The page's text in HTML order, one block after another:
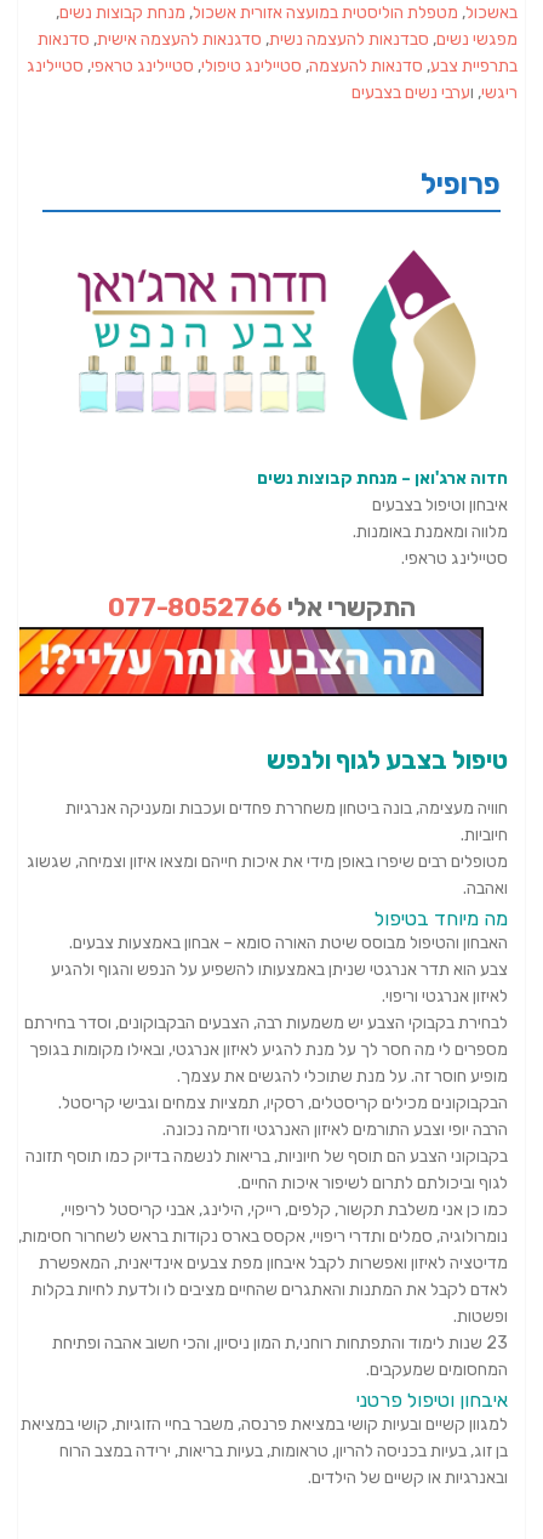
באשכול, מטפלת הוליסטית במועצה אזורית אשכול, מנחת קבוצות נשים,
מפגשי נשים, סבדנאות להעצמה נשית, סדגנאות להעצמה אישית, סדנאות
בתרפיית צבע, סדנאות להעצמה, סטיילינג טיפולי, סטיילינג טראפי, סטיילינג
ריגשי, וערבי נשים בצבעים
פרופיל
חדוה ארג'ואן – מנחת קבוצות נשים
איבחון וטיפול בצבעים
מלווה ומאמנת באומנות.
סטיילינג טראפי.
התקשרי אלי 077-8052766
טיפול בצבע לגוף ולנפש
חוויה מעצימה, בונה ביטחון משחררת פחדים ועכבות ומעניקה אנרגיות
חיוביות.
מטופלים רבים שיפרו באופן מידי את איכות חייהם ומצאו איזון וצמיחה, שגשוג
ואהבה.
מה מיוחד בטיפול
האבחון והטיפול מבוסס שיטת האורה סומא – אבחון באמצעות צבעים.
צבע הוא תדר אנרגטי שניתן באמצעותו להשפיע על הנפש והגוף ולהגיע
לאיזון אנרגטי וריפוי.
לבחירת בקבוקי הצבע יש משמעות רבה, הצבעים הבקבוקונים, וסדר בחירתם
מספרים לי מה חסר לך על מנת להגיע לאיזון אנרגטי, ובאילו מקומות בגופך
מופיע חוסר זה. על מנת שתוכלי להגשים את עצמך.
הבקבוקונים מכילים קריסטלים, רסקיו, תמציות צמחים וגבישי קריסטל.
הרבה יופי וצבע התורמים לאיזון האנרגטי וזרימה נכונה.
בקבוקוני הצבע הם תוסף של חיוניות, בריאות לנשמה בדיוק כמו תוסף תזונה
לגוף וביכולתם לתרום לשיפור איכות החיים.
כמו כן אני משלבת תקשור, קלפים, רייקי, הילינג, אבני קריסטל לריפויי,
נומרולוגיה, סמלים ותדרי ריפויי, אקסס בארס נקודות בראש לשחרור חסימות,
מדיטציה לאיזון ואפשרות לקבל איבחון מפת צבעים אינדיאנית, המאפשרת
לאדם לקבל את המתנות והאתגרים שהחיים מציבים לו ולדעת לחיות בקלות
ופשטות.
23 שנות לימוד והתפתחות רוחני,ת המון ניסיון, והכי חשוב אהבה ופתיחת
המחסומים שמעקבים.
איבחון וטיפול פרטני
למגוון קשיים ובעיות קושי במציאת פרנסה, משבר בחיי הזוגיות, קושי במציאת
בן זוג, בעיות בכניסה להריון, טראומות, בעיות בריאות, ירידה במצב הרוח
ובאנרגיות או קשיים של הילדים.